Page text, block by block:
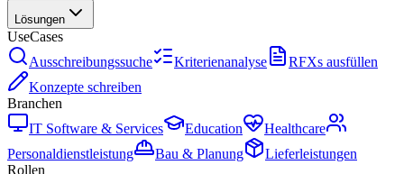
Lösungen
UseCases
Ausschreibungssuche
Kriterienanalyse
RFXs ausfüllen
Konzepte schreiben
Branchen
IT Software & Services
Education
Healthcare
Personaldienstleistung
Bau & Planung
Lieferleistungen
Rollen